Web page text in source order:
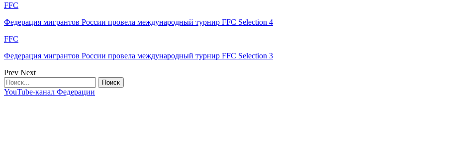
FFC
Федерация мигрантов России провела международный турнир FFC Selection 4
FFC
Федерация мигрантов России провела международный турнир FFC Selection 3
Prev Next
YouTube-канал Федерации